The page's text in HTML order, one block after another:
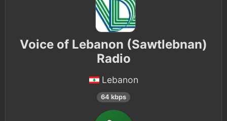
Voice of Lebanon (Sawtlebnan)
Radio
Lebanon
64 kbps